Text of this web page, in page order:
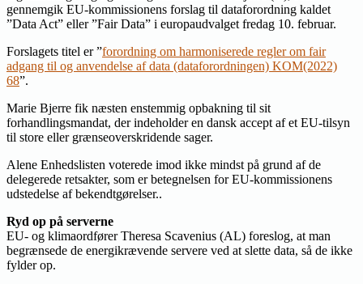
gennemgik EU-kommissionens forslag til dataforordning kaldet
”Data Act” eller ”Fair Data” i europaudvalget fredag 10. februar.
Forslagets titel er ”forordning om harmoniserede regler om fair
adgang til og anvendelse af data (dataforordningen) KOM(2022)
68”.
Marie Bjerre fik næsten enstemmig opbakning til sit
forhandlingsmandat, der indeholder en dansk accept af et EU-tilsyn
til store eller grænseoverskridende sager.
Alene Enhedslisten voterede imod ikke mindst på grund af de
delegerede retsakter, som er betegnelsen for EU-kommissionens
udstedelse af bekendtgørelser..
Ryd op på serverne
EU- og klimaordfører Theresa Scavenius (AL) foreslog, at man
begrænsede de energikrævende servere ved at slette data, så de ikke
fylder op.